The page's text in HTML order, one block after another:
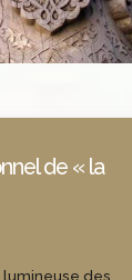
de « la
des